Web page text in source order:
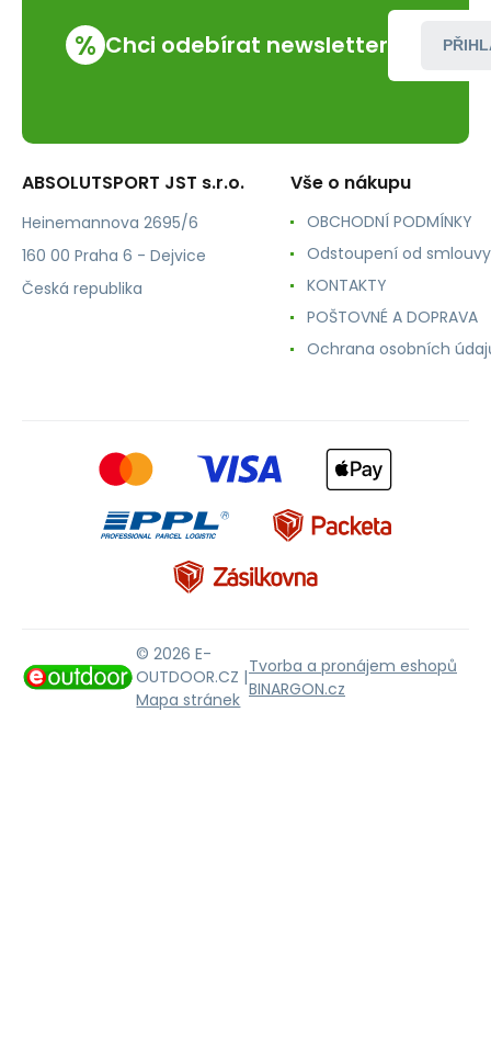
% Chci odebírat newsletter
ABSOLUTSPORT JST s.r.o.
Heinemannova 2695/6
160 00 Praha 6 - Dejvice
Česká republika
Vše o nákupu
OBCHODNÍ PODMÍNKY
Odstoupení od smlouvy
KONTAKTY
POŠTOVNÉ A DOPRAVA
Ochrana osobních
© 2026 E-
OUTDOOR.CZ |
Mapa stránek
Tvorba a pronájem eshopů
BINARGON.cz